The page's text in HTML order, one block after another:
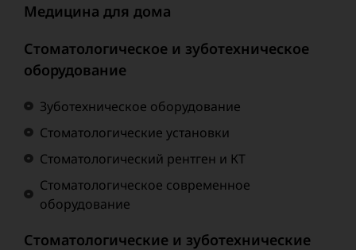
Медицина для дома
Стоматологическое и зуботехническое
оборудование
Зуботехническое оборудование
Стоматологические установки
Стоматологический рентген и КТ
Стоматологическое современное
оборудование
Стоматологические и зуботехнические